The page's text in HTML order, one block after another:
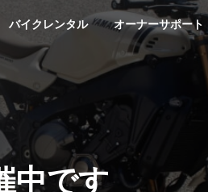
バイクレンタル オーナーサポート
中です